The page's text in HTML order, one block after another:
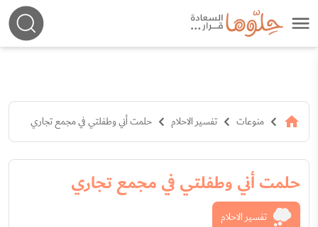
منوعات تفسير الاحلام حلمت أني وطفلتي في مجمع تجاري
حلمت أني وطفلتي في مجمع تجاري
تفسير الاحلام